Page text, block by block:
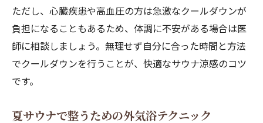
ただし、心臓疾患や高血圧の方は急激なクールダウンが
負担になることもあるため、体調に不安がある場合は医
師に相談しましょう。無理せず自分に合った時間と方法
でクールダウンを行うことが、快適なサウナ涼感のコツ
です。
夏サウナで整うための外気浴テクニック